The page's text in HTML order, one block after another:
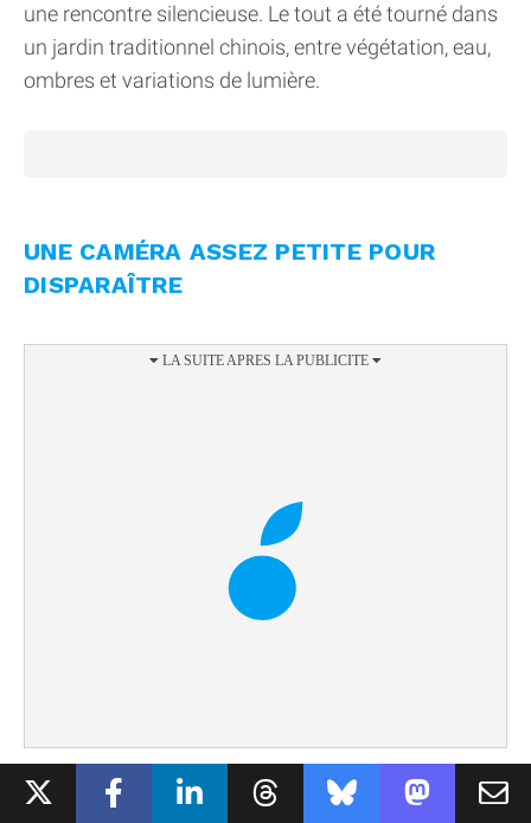
une rencontre silencieuse. Le tout a été tourné dans
un jardin traditionnel chinois, entre végétation, eau,
ombres et variations de lumière.
UNE CAMÉRA ASSEZ PETITE POUR
DISPARAÎTRE
C’est évidemment ici que DJI ramène son Osmo